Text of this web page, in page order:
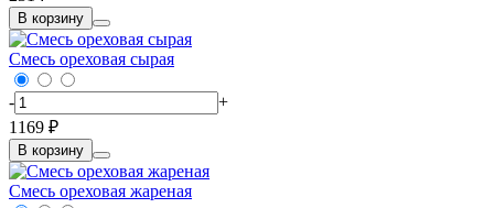
В корзину
Смесь ореховая сырая
-
+
1169 ₽
В корзину
Смесь ореховая жареная